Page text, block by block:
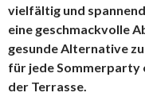
vielfältig und
eine geschmackvolle
gesunde Alternative
für jede Sommerparty
der Terrasse.